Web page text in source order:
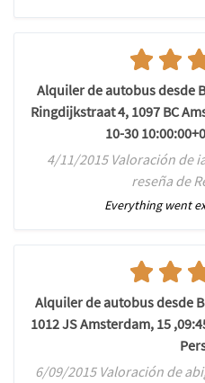
Alquiler de autobus desde
Ringdijkstraat 4, 1097 BC
10-30
4/11/2015 Valoración de
reseña de
Everything went
Alquiler de autobus desde
1012 JS Amsterdam, הולנד, 2015-08-23 09:45:00+00:00, 15
6/09/2015 Valoración de